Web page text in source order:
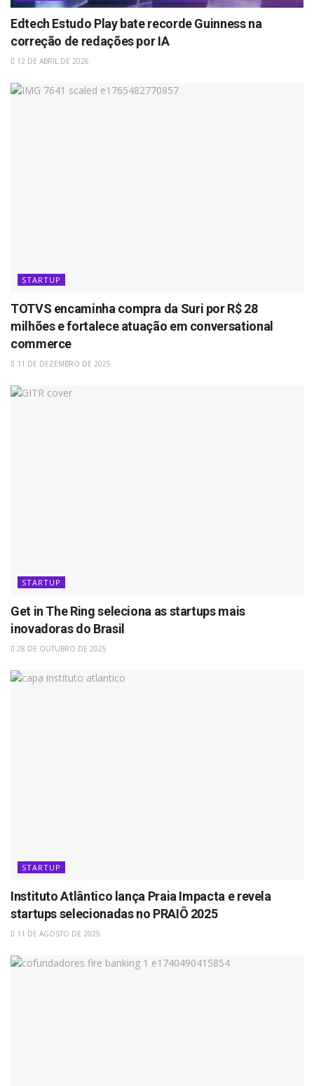
Edtech Estudo Play bate recorde Guinness na
correção de redações por IA
12 DE ABRIL DE 2026
STARTUP
TOTVS encaminha compra da Suri por R$ 28
milhões e fortalece atuação em conversational
commerce
11 DE DEZEMBRO DE 2025
STARTUP
Get in The Ring seleciona as startups mais
inovadoras do Brasil
28 DE OUTUBRO DE 2025
STARTUP
Instituto Atlântico lança Praia Impacta e revela
startups selecionadas no PRAIÔ 2025
11 DE AGOSTO DE 2025